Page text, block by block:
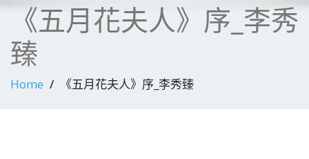
《五月花夫人》序_李秀
臻
Home 《五月花夫人》序_李秀臻